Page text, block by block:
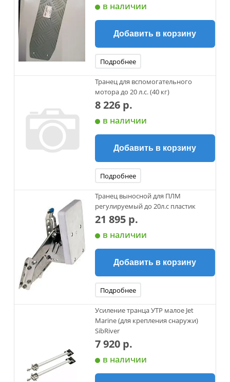
в наличии
Добавить в корзину
Подробнее
Транец для вспомогательного
мотора до 20 л.с. (40 кг)
8 226 р.
в наличии
Добавить в корзину
Подробнее
Транец выносной для ПЛМ
регулируемый до 20л.с пластик
21 895 р.
в наличии
Добавить в корзину
Подробнее
Усиление транца УТР малое Jet
Marine (для крепления снаружи)
SibRiver
7 920 р.
в наличии